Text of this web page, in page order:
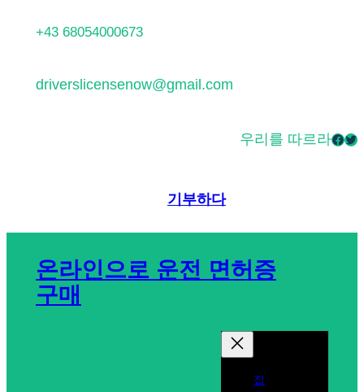
+43 68054000673
driverslicensenow@gmail.com
우리를 따르라Facebook Twitter
기부하다
온라인으로 운전 면허증
구매
집